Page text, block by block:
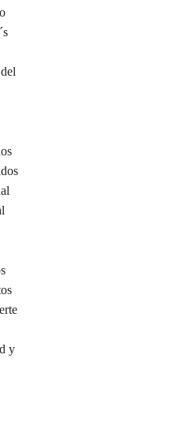
y